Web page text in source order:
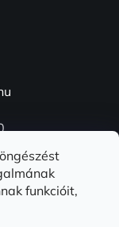
funkcióit,